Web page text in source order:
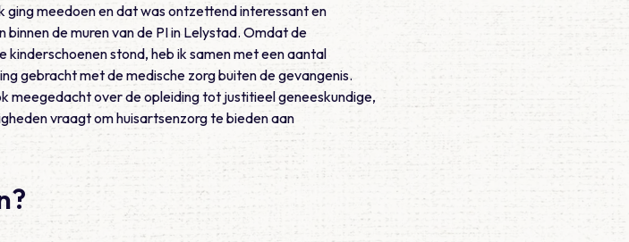
ging meedoen en dat was ontzettend interessant en
de muren van de PI in Lelystad. Omdat de
kinderschoenen stond, heb ik samen met een aantal
gebracht met de medische zorg buiten de gevangenis.
meegedacht over de opleiding tot justitieel geneeskundige,
vraagt om huisartsenzorg te bieden aan